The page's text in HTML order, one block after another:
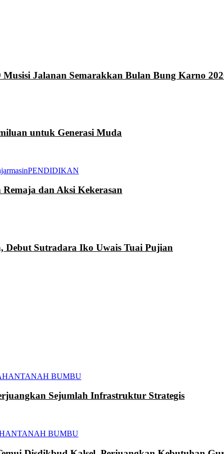
Jalanan Semarakkan Bulan Bung Karno
untuk Generasi Muda
PENDIDIKAN
dan Aksi Kekerasan
Debut Sutradara Iko Uwais Tuai Pujian
TANAH BUMBU
Sejumlah Infrastruktur Strategis
TANAH BUMBU